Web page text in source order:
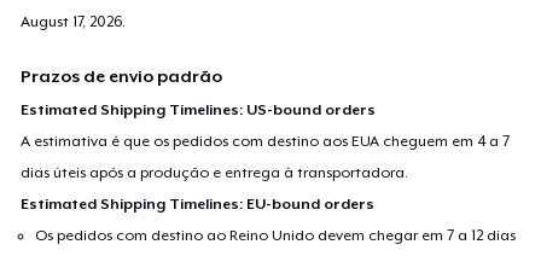
August 17, 2026
Prazos de envio padrão
Estimated Shipping Timelines: US-bound orders
A estimativa é que os pedidos com destino aos EUA cheguem em 4 a 7
dias úteis após a produção e entrega à transportadora.
Estimated Shipping Timelines: EU-bound orders
Os pedidos com destino ao Reino Unido devem chegar em 7 a 12 dias